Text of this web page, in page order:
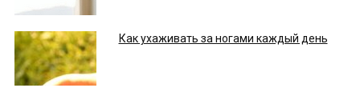
Как ухаживать за ногами каждый день